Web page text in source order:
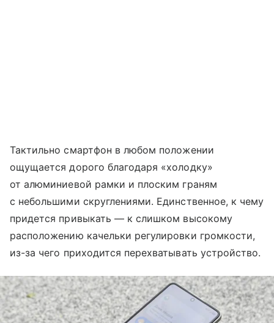
Тактильно смартфон в любом положении
ощущается дорого благодаря «холодку»
от алюминиевой рамки и плоским граням
с небольшими скруглениями. Единственное, к чему
придется привыкать — к слишком высокому
расположению качельки регулировки громкости,
из-за чего приходится перехватывать устройство.